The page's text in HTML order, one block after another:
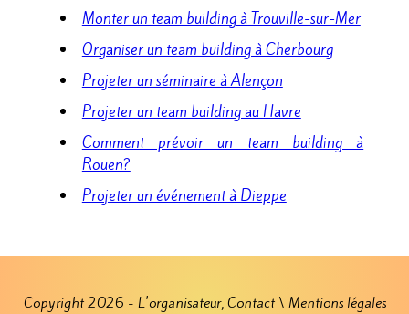
Monter un team building à Trouville-sur-Mer
Organiser un team building à Cherbourg
Projeter un séminaire à Alençon
Projeter un team building au Havre
Comment prévoir un team building à
Rouen?
Projeter un événement à Dieppe
Copyright 2026 - L'organisateur,Contact \ Mentions légales